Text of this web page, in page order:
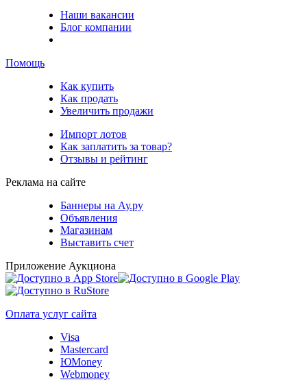
Наши вакансии
Блог компании
Помощь
Как купить
Как продать
Увеличить продажи
Импорт лотов
Как заплатить за товар?
Отзывы и рейтинг
Реклама на сайте
Баннеры на Ау.ру
Объявления
Магазинам
Выставить счет
Приложение Аукциона
Оплата услуг сайта
Visa
Mastercard
ЮMoney
Webmoney